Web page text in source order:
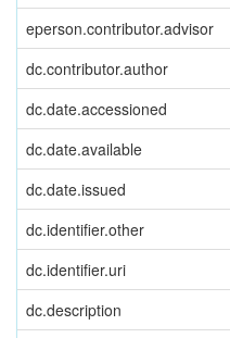
eperson.contributor.advisor
dc.contributor.author
dc.date.accessioned
dc.date.available
dc.date.issued
dc.identifier.other
dc.identifier.uri
dc.description